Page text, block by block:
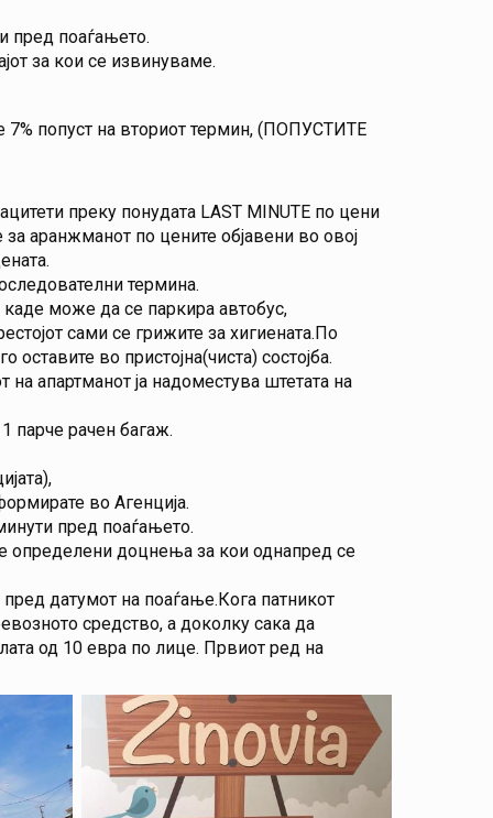
пред поаѓањето.
за кои се извинуваме.
попуст на вториот термин, (ПОПУСТИТЕ
преку понудата LAST MINUTE по цени
аранжманот по цените објавени во овој
термина.
каде може да се паркира автобус,
сами се грижите за хигиената.По
во пристојна(чиста) состојба.
на апартманот ја надоместува штетата на
парче рачен багаж.
во Агенција.
пред поаѓањето.
определени доцнења за кои однапред се
датумот на поаѓање.Кога патникот
средство, а доколку сака да
од 10 евра по лице. Првиот ред на